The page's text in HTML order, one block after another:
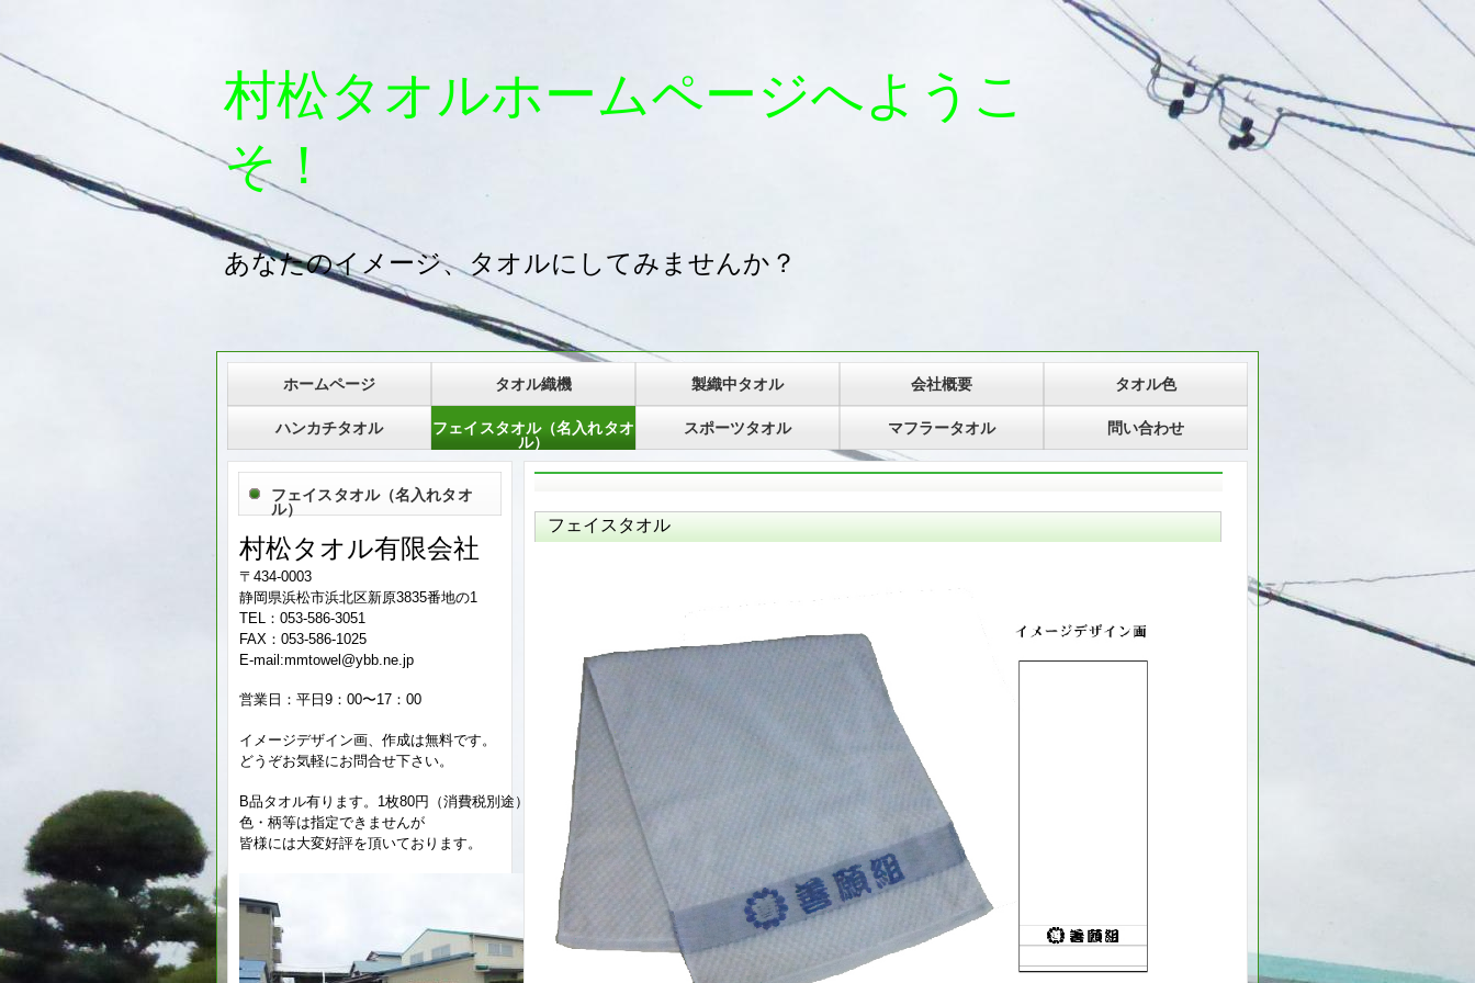
村松タオルホームページへようこ
そ！
あなたのイメージ、タオルにしてみませんか？
ホームページ タオル織機 製織中タオル 会社概要 タオル色
ハンカチタオル
フェイスタオル（名入れタオ
ル）
スポーツタオル マフラータオル 問い合わせ
フェイスタオル（名入れタオ
ル）
村松タオル有限会社
〒434-0003
静岡県浜松市浜北区新原3835番地の1
TEL：053-586-3051
FAX：053-586-1025
E-mail:mmtowel@ybb.ne.jp
営業日：平日9：00〜17：00
イメージデザイン画、作成は無料です。
どうぞお気軽にお問合せ下さい。
B品タオル有ります。1枚80円（消費税別途）
色・柄等は指定できませんが
皆様には大変好評を頂いております。
フェイスタオル